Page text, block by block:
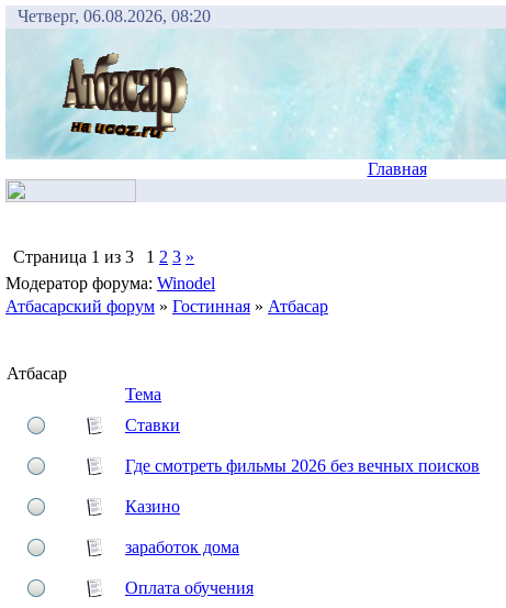
Четверг, 06.08.2026, 08:20
Главная
Страница 1 из 3 1 2 3 »
Модератор форума: Winodel
Атбасарский форум » Гостинная » Атбасар
Атбасар
Тема
Ставки
Где смотреть фильмы 2026 без вечных поисков
Казино
заработок дома
Оплата обучения